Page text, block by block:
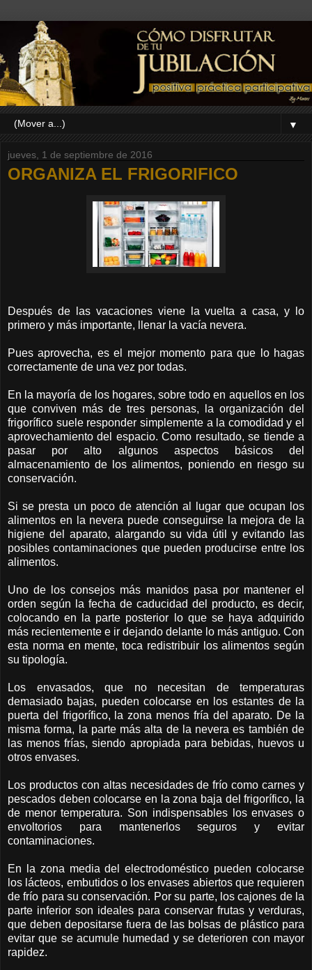
▼
jueves, 1 de septiembre de 2016
ORGANIZA EL FRIGORIFICO
Después de las vacaciones viene la vuelta a casa, y lo
primero y más importante, llenar la vacía nevera.
Pues aprovecha, es el mejor momento para que lo hagas
correctamente de una vez por todas.
En la mayoría de los hogares, sobre todo en aquellos en los
que conviven más de tres personas, la organización del
frigorífico suele responder simplemente a la comodidad y el
aprovechamiento del espacio. Como resultado, se tiende a
pasar por alto algunos aspectos básicos del
almacenamiento de los alimentos, poniendo en riesgo su
conservación.
Si se presta un poco de atención al lugar que ocupan los
alimentos en la nevera puede conseguirse la mejora de la
higiene del aparato, alargando su vida útil y evitando las
posibles contaminaciones que pueden producirse entre los
alimentos.
Uno de los consejos más manidos pasa por mantener el
orden según la fecha de caducidad del producto, es decir,
colocando en la parte posterior lo que se haya adquirido
más recientemente e ir dejando delante lo más antiguo. Con
esta norma en mente, toca redistribuir los alimentos según
su tipología.
Los envasados, que no necesitan de temperaturas
demasiado bajas, pueden colocarse en los estantes de la
puerta del frigorífico, la zona menos fría del aparato. De la
misma forma, la parte más alta de la nevera es también de
las menos frías, siendo apropiada para bebidas, huevos u
otros envases.
Los productos con altas necesidades de frío como carnes y
pescados deben colocarse en la zona baja del frigorífico, la
de menor temperatura. Son indispensables los envases o
envoltorios para mantenerlos seguros y evitar
contaminaciones.
En la zona media del electrodoméstico pueden colocarse
los lácteos, embutidos o los envases abiertos que requieren
de frío para su conservación. Por su parte, los cajones de la
parte inferior son ideales para conservar frutas y verduras,
que deben depositarse fuera de las bolsas de plástico para
evitar que se acumule humedad y se deterioren con mayor
rapidez.